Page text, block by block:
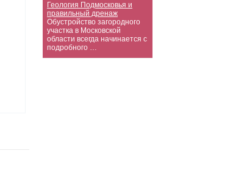
Геология Подмосковья и
правильный дренаж
Обустройство загородного
участка в Московской
области всегда начинается с
подробного …